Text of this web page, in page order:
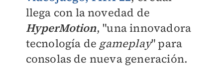
llega con la novedad de
HyperMotion, "una innovadora
tecnología de gameplay" para
consolas de nueva generación.